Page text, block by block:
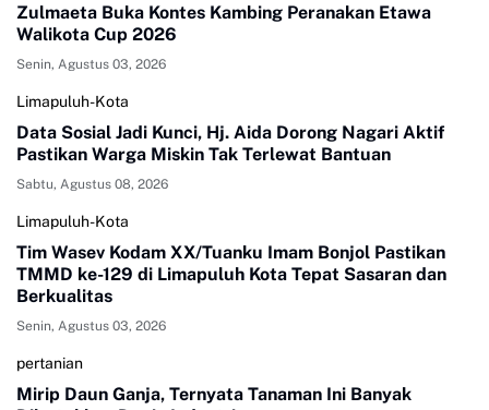
Zulmaeta Buka Kontes Kambing Peranakan Etawa
Walikota Cup 2026
Senin, Agustus 03, 2026
Limapuluh-Kota
Data Sosial Jadi Kunci, Hj. Aida Dorong Nagari Aktif
Pastikan Warga Miskin Tak Terlewat Bantuan
Sabtu, Agustus 08, 2026
Limapuluh-Kota
Tim Wasev Kodam XX/Tuanku Imam Bonjol Pastikan
TMMD ke-129 di Limapuluh Kota Tepat Sasaran dan
Berkualitas
Senin, Agustus 03, 2026
pertanian
Mirip Daun Ganja, Ternyata Tanaman Ini Banyak